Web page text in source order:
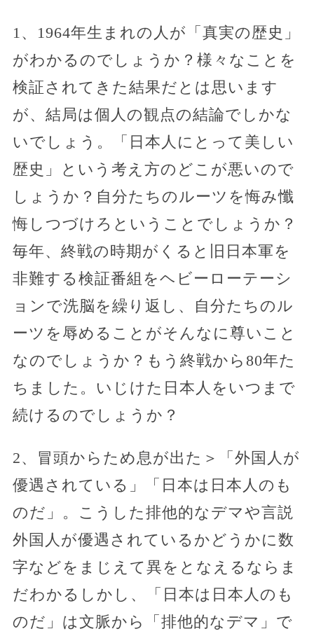
1、1964年生まれの人が「真実の歴史」
がわかるのでしょうか？様々なことを
検証されてきた結果だとは思います
が、結局は個人の観点の結論でしかな
いでしょう。「日本人にとって美しい
歴史」という考え方のどこが悪いので
しょうか？自分たちのルーツを悔み懺
悔しつづけろということでしょうか？
毎年、終戦の時期がくると旧日本軍を
非難する検証番組をヘビーローテーシ
ョンで洗脳を繰り返し、自分たちのル
ーツを辱めることがそんなに尊いこと
なのでしょうか？もう終戦から80年た
ちました。いじけた日本人をいつまで
続けるのでしょうか？
2、冒頭からため息が出た＞「外国人が
優遇されている」「日本は日本人のも
のだ」。こうした排他的なデマや言説
外国人が優遇されているかどうかに数
字などをまじえて異をとなえるならま
だわかるしかし、「日本は日本人のも
のだ」は文脈から「排他的なデマ」で